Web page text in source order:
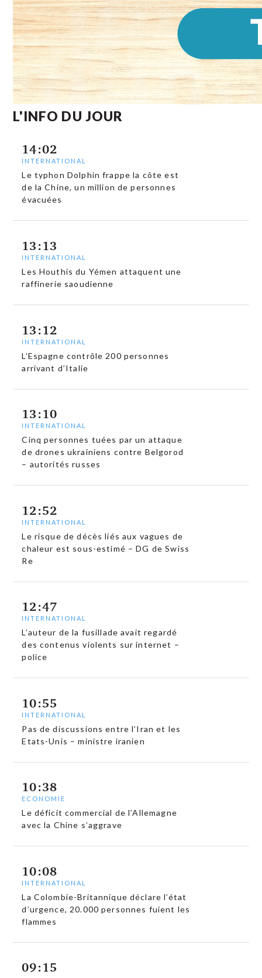
L'INFO DU JOUR
14:02
INTERNATIONAL
Le typhon Dolphin frappe la côte est
de la Chine, un million de personnes
évacuées
13:13
INTERNATIONAL
Les Houthis du Yémen attaquent une
raffinerie saoudienne
13:12
INTERNATIONAL
L’Espagne contrôle 200 personnes
arrivant d’Italie
13:10
INTERNATIONAL
Cinq personnes tuées par un attaque
de drones ukrainiens contre Belgorod
– autorités russes
12:52
INTERNATIONAL
Le risque de décès liés aux vagues de
chaleur est sous-estimé – DG de Swiss
Re
12:47
INTERNATIONAL
L’auteur de la fusillade avait regardé
des contenus violents sur internet –
police
10:55
INTERNATIONAL
Pas de discussions entre l’Iran et les
Etats-Unis – ministre iranien
10:38
ECONOMIE
Le déficit commercial de l’Allemagne
avec la Chine s’aggrave
10:08
INTERNATIONAL
La Colombie-Britannique déclare l’état
d’urgence, 20.000 personnes fuient les
flammes
09:15